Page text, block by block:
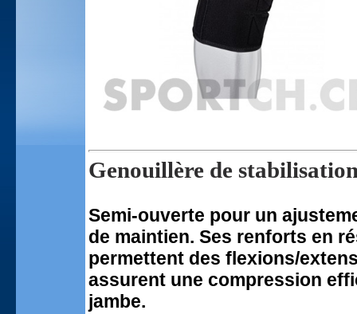
Genouillère de
Semi-ouverte pour un
de maintien. Ses renforts en
permettent des flexions/
assurent une compression
jambe.